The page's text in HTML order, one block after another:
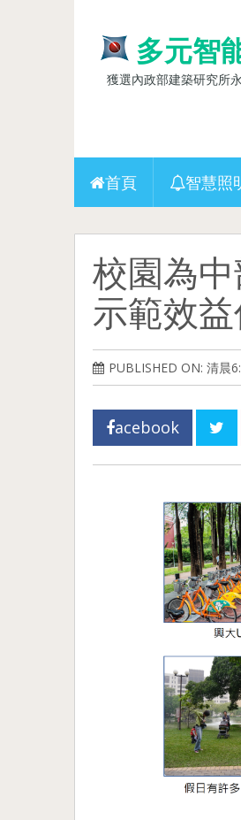
多元智
獲選內政部建築研究所
首頁 智慧照
校園為
示範效益
PUBLISHED ON: 清晨
acebook